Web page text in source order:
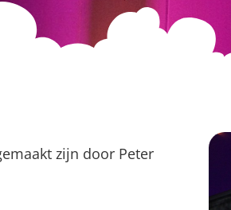
zijn door Peter